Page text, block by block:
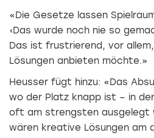
«Die Gesetze lassen
‹Das wurde noch nie so
Das ist frustrierend, vor
Lösungen anbieten möchte.»
Heusser fügt hinzu: «Das
wo der Platz knapp ist – in
oft am strengsten ausgelegt
wären kreative Lösungen am